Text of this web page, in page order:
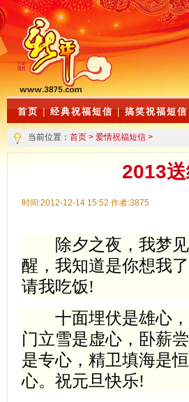
首页 | 经典祝福短信 | 搞笑祝福短信
当前位置： 首页 > 爱情祝福短信 >
2013
时间:2012-12-14 15:52 作者:3875
除夕之夜，我梦见
醒，我知道是你想我
请我吃饭!
十面埋伏是雄心，
门立雪是虚心，卧薪
是专心，精卫填海是
心。祝元旦快乐!